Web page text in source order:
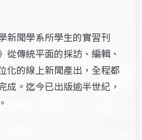
新聞學系所學生的實習刊
從傳統平面的採訪、編輯、
化的線上新聞產出，全程都
成。迄今已出版逾半世紀，